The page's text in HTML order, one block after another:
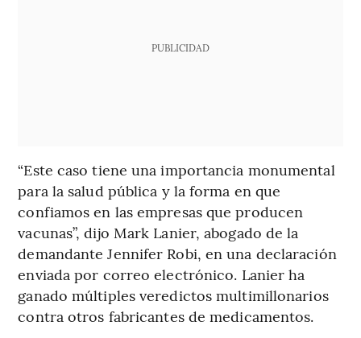
PUBLICIDAD
“Este caso tiene una importancia monumental
para la salud pública y la forma en que
confiamos en las empresas que producen
vacunas”, dijo Mark Lanier, abogado de la
demandante Jennifer Robi, en una declaración
enviada por correo electrónico. Lanier ha
ganado múltiples veredictos multimillonarios
contra otros fabricantes de medicamentos.